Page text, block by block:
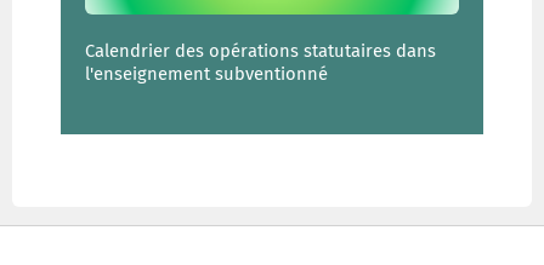
Calendrier des opérations statutaires dans
l'enseignement subventionné